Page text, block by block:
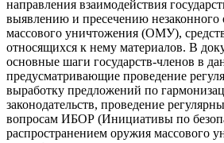
направления взаимодействия
выявлению и пресечению незаконного
массового уничтожения (ОМУ),
относящихся к нему материалов. В
основные шаги государств-членов в
предусматривающие проведение
выработку предложений по
законодательств, проведение
вопросам ИБОР (Инициативы по
распространением оружия массового